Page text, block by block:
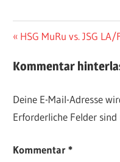
Beitragsnavigation
Vorheriger
HSG MuRu vs. JSG
Kommentar
Deine E-Mail-Adresse
Erforderliche Felder
Kommentar*